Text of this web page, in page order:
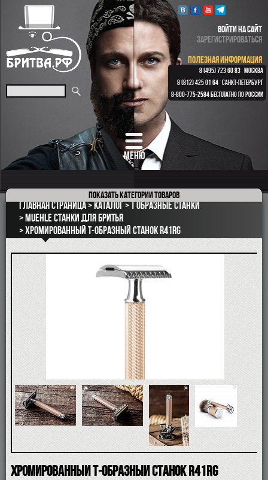
МЕНЮ
ВОЙТИ НА САЙТ
ЗАРЕГИСТРИРОВАТЬСЯ
ПОЛЕЗНАЯ ИНФОРМАЦИЯ
8 (495) 723 60 83 МОСКВА
8 (812) 425 01 64 САНКТ-ПЕТЕРБУРГ
8-800-775-2584 БЕСПЛАТНО ПО РОССИИ
Показатькатегории товаров
ПОДАРОЧНЫЕ НАБОРЫ
ОПАСНЫЕ БРИТВЫ
РЕМНИ
КЛАССИЧЕСКИЕ СТАНКИ
БРИТВЕННЫЕ НАБОРЫ
ПОМАЗКИ
СОВРЕМЕННЫЕ БРИТВЫ
ФУТЛЯРЫ
ДЛЯ БРИТЬЯ
ПОСЛЕ БРИТЬЯ
ДЛЯ БОРОДЫ И УСОВ
ДЛЯ ВОЛОС И ТЕЛА
ПАРФЮМ
ЧАШКИ
КОСМЕТИЧКИ
АКСЕССУАРЫ
МАНИКЮРНЫЕ ИНСТРУМЕНТЫ
СКИДКА
Главная страница Каталог
Т образные станки
Muehle станки для бритья
Хромированный Т-образный станок R41RG
Хромированный Т-образный станок R41RG